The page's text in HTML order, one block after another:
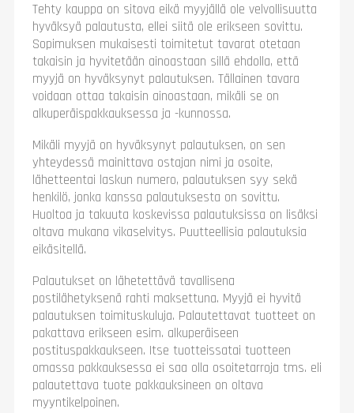
Tehty kauppa on sitova eikä myyjällä ole velvollisuutta
hyväksyä palautusta, ellei siitä ole erikseen sovittu.
Sopimuksen mukaisesti toimitetut tavarat otetaan
takaisin ja hyvitetään ainoastaan sillä ehdolla, että
myyjä on hyväksynyt palautuksen. Tällainen tavara
voidaan ottaa takaisin ainoastaan, mikäli se on
alkuperäispakkauksessa ja -kunnossa.
Mikäli myyjä on hyväksynyt palautuksen, on sen
yhteydessä mainittava ostajan nimi ja osoite,
lähetteentai laskun numero, palautuksen syy sekä
henkilö, jonka kanssa palautuksesta on sovittu.
Huoltoa ja takuuta koskevissa palautuksissa on lisäksi
oltava mukana vikaselvitys. Puutteellisia palautuksia
eikäsitellä.
Palautukset on lähetettävä tavallisena
postilähetyksenä rahti maksettuna. Myyjä ei hyvitä
palautuksen toimituskuluja. Palautettavat tuotteet on
pakattava erikseen esim. alkuperäiseen
postituspakkaukseen. Itse tuotteissatai tuotteen
omassa pakkauksessa ei saa olla osoitetarroja tms. eli
palautettava tuote pakkauksineen on oltava
myyntikelpoinen.